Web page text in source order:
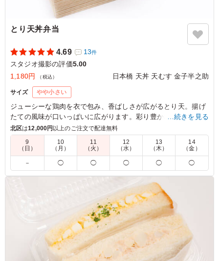
とり天丼弁当
4.69 13件
スタジオ撮影の評価5.00
1,180円
（税込） 日本橋 天丼 天むす 金子半之助
サイズ やや小さい
ジューシーな鶏肉を衣で包み、香ばしさが広がるとり天。揚げ
たての風味が口いっぱいに広がります。彩り豊かな野菜たちが
絶妙なバランスを生み出し、どんなシーンでも楽しめる一品で
す。
とり天だけではなく野菜やほかのてんぷらもたくさんのっ
ていて、満足感があります。追いタレがついているのでご
はんまで余すことなく食べられ、コンパクトなお弁当なが
らも満足感があります。ともてもおいしかったです。
ロケ・撮影›スタジオ撮影
東京都港区東新橋2026/06/11
…続きを見る
北区は12,000円 以上のご注文で配達無料
9
（日）
10
（月）
11
（火）
12
（水）
13
（木）
14
（金）
－ ◯ ◯ ◯ ◯ ◯